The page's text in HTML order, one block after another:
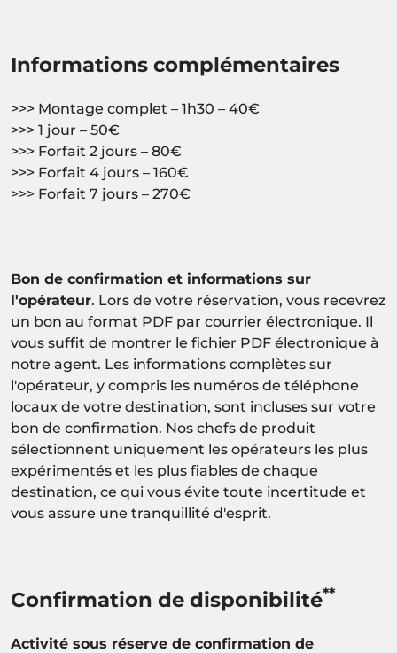
Informations complémentaires
>>> Montage complet – 1h30 – 40€
>>> 1 jour – 50€
>>> Forfait 2 jours – 80€
>>> Forfait 4 jours – 160€
>>> Forfait 7 jours – 270€
Bon de confirmation et informations sur
l'opérateur. Lors de votre réservation, vous recevrez
un bon au format PDF par courrier électronique. Il
vous suffit de montrer le fichier PDF électronique à
notre agent. Les informations complètes sur
l'opérateur, y compris les numéros de téléphone
locaux de votre destination, sont incluses sur votre
bon de confirmation. Nos chefs de produit
sélectionnent uniquement les opérateurs les plus
expérimentés et les plus fiables de chaque
destination, ce qui vous évite toute incertitude et
vous assure une tranquillité d'esprit.
Confirmation de disponibilité**
Activité sous réserve de confirmation de